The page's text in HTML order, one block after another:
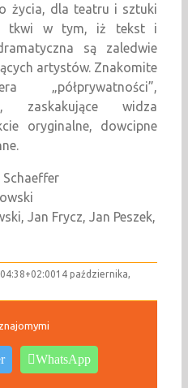
życia, dla teatru i sztuki
tkwi w tym, iż tekst i
są zaledwie
artystów. Znakomite
„półprywatności”,
zaskakujące widza
oryginalne, dowcipne
Schaeffer
Jan Frycz, Jan Peszek,
14 października,
WhatsApp